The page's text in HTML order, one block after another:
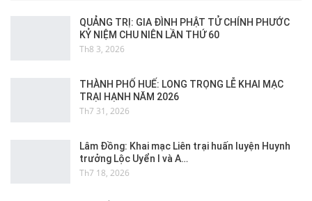
QUẢNG TRỊ: GIA ĐÌNH PHẬT TỬ CHÍNH PHƯỚC
KỶ NIỆM CHU NIÊN LẦN THỨ 60
Th8 3, 2026
THÀNH PHỐ HUẾ: LONG TRỌNG LỄ KHAI MẠC
TRẠI HẠNH NĂM 2026
Th7 31, 2026
Lâm Đồng: Khai mạc Liên trại huấn luyện Huynh
trưởng Lộc Uyển I và A…
Th7 18, 2026